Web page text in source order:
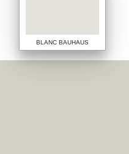
BLANC BAUHAUS